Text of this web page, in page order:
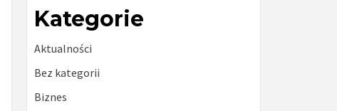
Kategorie
Aktualności
Bez kategorii
Biznes